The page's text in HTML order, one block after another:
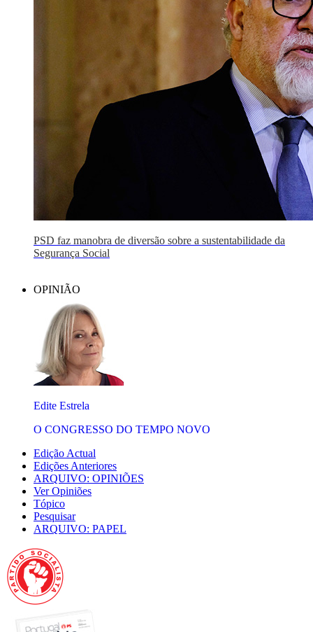
PSD faz manobra de diversão sobre a sustentabilidade da
Segurança Social
OPINIÃO
Edite Estrela
O CONGRESSO DO TEMPO NOVO
Edição Actual
Edições Anteriores
ARQUIVO: OPINIÕES
Ver Opiniões
Tópico
Pesquisar
ARQUIVO: PAPEL